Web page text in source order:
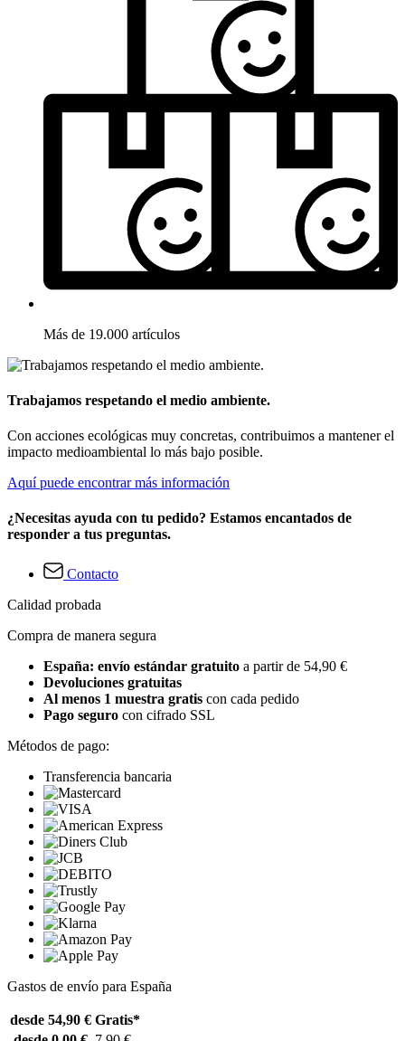
Más de 19.000 artículos
Trabajamos respetando el medio ambiente.
Con acciones ecológicas muy concretas, contribuimos a mantener el
impacto medioambiental lo más bajo posible.
Aquí puede encontrar más información
¿Necesitas ayuda con tu pedido? Estamos encantados de
responder a tus preguntas.
Contacto
Calidad probada
Compra de manera segura
España: envío estándar gratuito a partir de 54,90 €
Devoluciones gratuitas
Al menos 1 muestra gratis con cada pedido
Pago seguro con cifrado SSL
Métodos de pago:
Transferencia bancaria
Gastos de envío para España
desde 54,90 € Gratis*